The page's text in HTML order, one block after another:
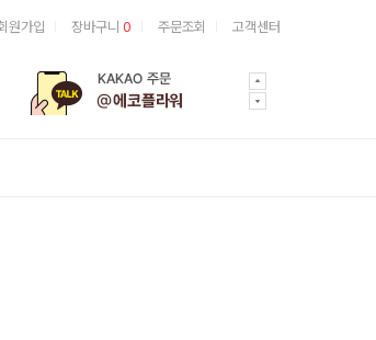
원가입 장바구니 0 주문조회 고객센터